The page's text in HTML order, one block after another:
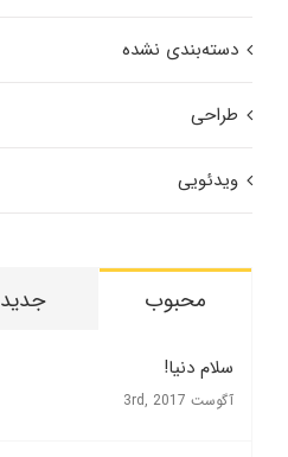
دسته‌بندی نشده
طراحی
ویدئویی
محبوب جدید
سلام دنیا!
آگوست 3rd, 2017